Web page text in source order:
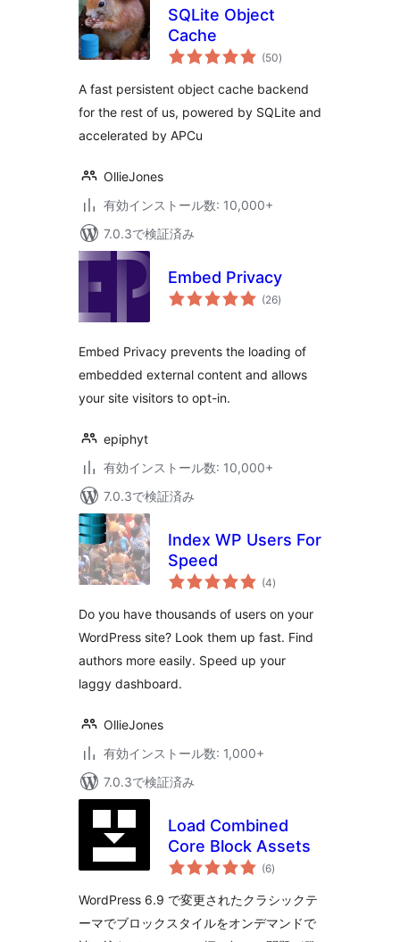
SQLite Object
Cache
(50個
の
価
)
A fast persistent object cache backend
for the rest of us, powered by SQLite and
accelerated by APCu
OllieJones
有効インストール数: 10,000+
7.0.3で検証済み
Embed Privacy
(26個
の)
Embed Privacy prevents the loading of
embedded external content and allows
your site visitors to opt-in.
epiphyt
有効インストール数: 10,000+
7.0.3で検証済み
Index WP Users For
Speed
(4個
の
価
)
Do you have thousands of users on your
WordPress site? Look them up fast. Find
authors more easily. Speed up your
laggy dashboard.
OllieJones
有効インストール数: 1,000+
7.0.3で検証済み
Load Combined
Core Block Assets
(6個
の
価
)
WordPress 6.9 で変更されたクラシックテ
ーマでブロックスタイルをオンデマンドで